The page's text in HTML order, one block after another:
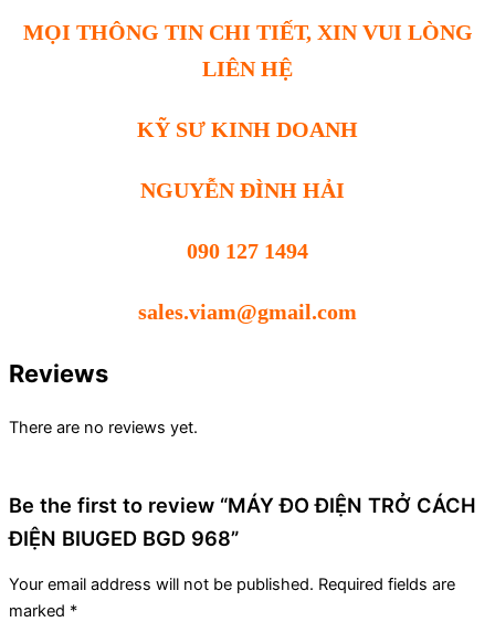
MỌI THÔNG TIN CHI TIẾT, XIN VUI LÒNG
LIÊN HỆ
KỸ SƯ KINH DOANH
NGUYỄN ĐÌNH HẢI
090 127 1494
sales.viam@gmail.com
Reviews
There are no reviews yet.
Be the first to review “MÁY ĐO ĐIỆN TRỞ CÁCH
ĐIỆN BIUGED BGD 968”
Your email address will not be published. Required fields are
marked *